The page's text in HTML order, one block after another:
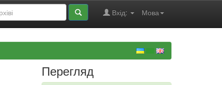
Мова
Вхід:
Перегляд